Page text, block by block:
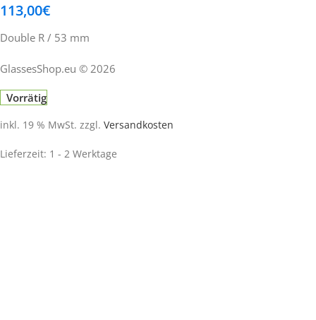
113,00€
Double R / 53 mm
GlassesShop.eu © 2026
Vorrätig
inkl. 19 % MwSt. zzgl. Versandkosten
Lieferzeit: 1 - 2 Werktage